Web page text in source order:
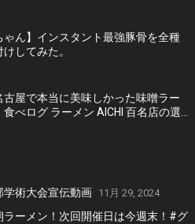
ゃん】インスタント最強豚骨を全種
してみた。
古屋で本当に美味しかった味噌ラー
べログ ラーメン AICHI 百名店の選
味噌ラーメン、好来系薬膳味噌ら
学術大会宣伝動画 11月 29, 2024
ラーメン！次回開催日は今週末！#グ